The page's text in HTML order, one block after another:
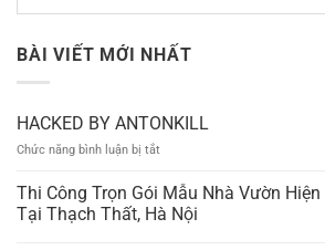
BÀI VIẾT MỚI NHẤT
HACKED BY ANTONKILL
Chức năng bình luận bị tắt
BY
ANTONKILL
Thi Công Trọn Gói Mẫu Nhà Vườn
Tại Thạch Thất, Hà Nội